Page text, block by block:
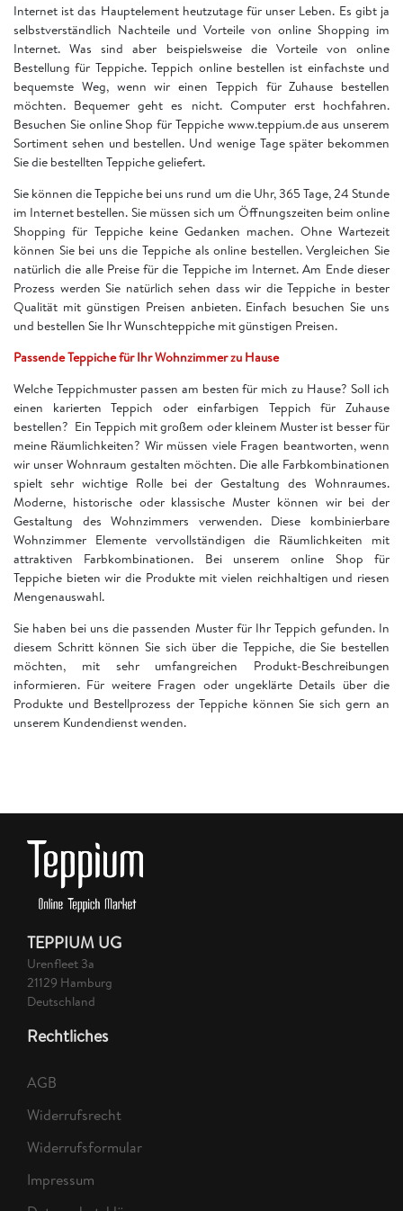
Internet ist das Hauptelement heutzutage für unser Leben. Es gibt ja
selbstverständlich Nachteile und Vorteile von online Shopping im
Internet. Was sind aber beispielsweise die Vorteile von online
Bestellung für Teppiche. Teppich online bestellen ist einfachste und
bequemste Weg, wenn wir einen Teppich für Zuhause bestellen
möchten. Bequemer geht es nicht. Computer erst hochfahren.
Besuchen Sie online Shop für Teppiche www.teppium.de aus unserem
Sortiment sehen und bestellen. Und wenige Tage später bekommen
Sie die bestellten Teppiche geliefert.
Sie können die Teppiche bei uns rund um die Uhr, 365 Tage, 24 Stunde
im Internet bestellen. Sie müssen sich um Öffnungszeiten beim online
Shopping für Teppiche keine Gedanken machen. Ohne Wartezeit
können Sie bei uns die Teppiche als online bestellen. Vergleichen Sie
natürlich die alle Preise für die Teppiche im Internet. Am Ende dieser
Prozess werden Sie natürlich sehen dass wir die Teppiche in bester
Qualität mit günstigen Preisen anbieten. Einfach besuchen Sie uns
und bestellen Sie Ihr Wunschteppiche mit günstigen Preisen.
Passende Teppiche für Ihr Wohnzimmer zu Hause
Welche Teppichmuster passen am besten für mich zu Hause? Soll ich
einen karierten Teppich oder einfarbigen Teppich für Zuhause
bestellen? Ein Teppich mit großem oder kleinem Muster ist besser für
meine Räumlichkeiten? Wir müssen viele Fragen beantworten, wenn
wir unser Wohnraum gestalten möchten. Die alle Farbkombinationen
spielt sehr wichtige Rolle bei der Gestaltung des Wohnraumes.
Moderne, historische oder klassische Muster können wir bei der
Gestaltung des Wohnzimmers verwenden. Diese kombinierbare
Wohnzimmer Elemente vervollständigen die Räumlichkeiten mit
attraktiven Farbkombinationen. Bei unserem online Shop für
Teppiche bieten wir die Produkte mit vielen reichhaltigen und riesen
Mengenauswahl.
Sie haben bei uns die passenden Muster für Ihr Teppich gefunden. In
diesem Schritt können Sie sich über die Teppiche, die Sie bestellen
möchten, mit sehr umfangreichen Produkt-Beschreibungen
informieren. Für weitere Fragen oder ungeklärte Details über die
Produkte und Bestellprozess der Teppiche können Sie sich gern an
unserem Kundendienst wenden.
TEPPIUM UG
Urenfleet 3a
21129 Hamburg
Deutschland
Rechtliches
AGB
Widerrufsrecht
Widerrufsformular
Impressum